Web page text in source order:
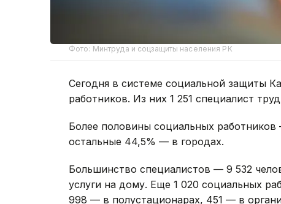
Фото: Минтруда и соцзащиты населения РК
Сегодня в системе социальной защиты
работников. Из них 1 251 специалист
Более половины социальных
остальные 44,5% — в городах.
Большинство специалистов — 9 532
услуги на дому. Еще 1 020 социальных
998 — в полустационарах, 451 — в